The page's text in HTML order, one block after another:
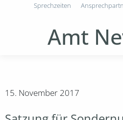
Amt
Sprechzeiten
15. November 2017